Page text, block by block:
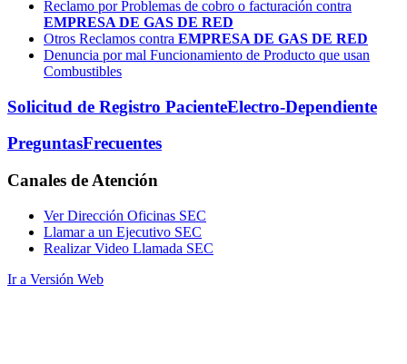
Reclamo por Problemas de cobro o facturación contra
EMPRESA DE GAS DE RED
Otros Reclamos contra EMPRESA DE GAS DE RED
Denuncia por mal Funcionamiento de Producto que usan
Combustibles
Solicitud de Registro PacienteElectro-Dependiente
PreguntasFrecuentes
Canales de Atención
Ver Dirección Oficinas SEC
Llamar a un Ejecutivo SEC
Realizar Video Llamada SEC
Ir a Versión Web